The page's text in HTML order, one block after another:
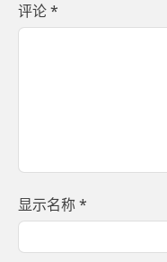
评论*
显示名称 *